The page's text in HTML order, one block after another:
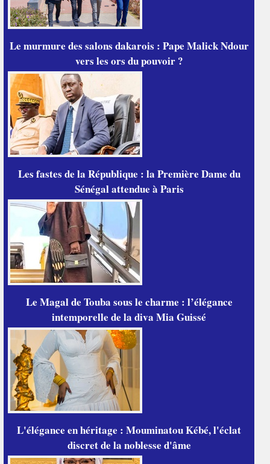
Le murmure des salons dakarois : Pape Malick Ndour
vers les ors du pouvoir ?
Les fastes de la République : la Première Dame du
Sénégal attendue à Paris
Le Magal de Touba sous le charme : l’élégance
intemporelle de la diva Mia Guissé
L'élégance en héritage : Mouminatou Kébé, l'éclat
discret de la noblesse d'âme